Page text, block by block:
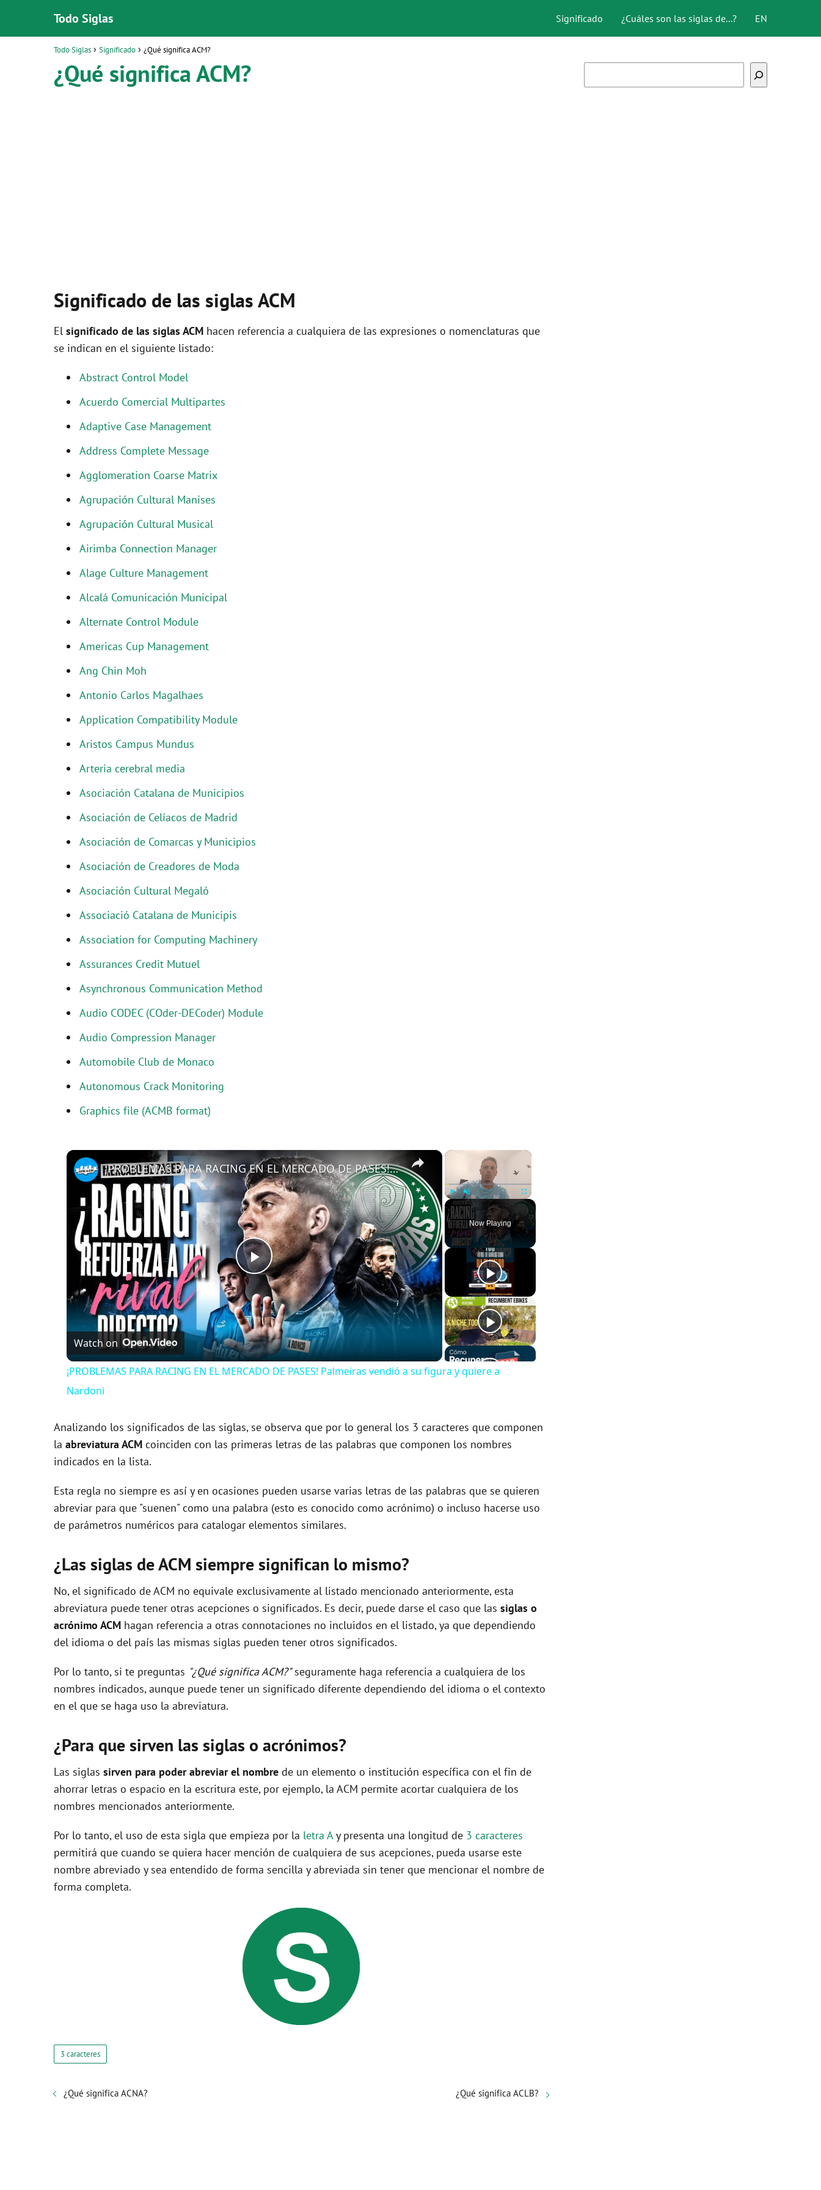
Todo Siglas Significado ¿Cuáles son las siglas de...? EN
Todo Siglas Significado ¿Qué significa ACM?
¿Qué significa ACM?
Significado de las siglas ACM
El significado de las siglas ACM hacen referencia a cualquiera de las expresiones o nomenclaturas que
se indican en el siguiente listado:
Abstract Control Model
Acuerdo Comercial Multipartes
Adaptive Case Management
Address Complete Message
Agglomeration Coarse Matrix
Agrupación Cultural Manises
Agrupación Cultural Musical
Airimba Connection Manager
Alage Culture Management
Alcalá Comunicación Municipal
Alternate Control Module
Americas Cup Management
Ang Chin Moh
Antonio Carlos Magalhaes
Application Compatibility Module
Aristos Campus Mundus
Arteria cerebral media
Asociación Catalana de Municipios
Asociación de Celíacos de Madrid
Asociación de Comarcas y Municipios
Asociación de Creadores de Moda
Asociación Cultural Megaló
Associació Catalana de Municipis
Association for Computing Machinery
Assurances Credit Mutuel
Asynchronous Communication Method
Audio CODEC (COder-DECoder) Module
Audio Compression Manager
Automobile Club de Monaco
Autonomous Crack Monitoring
Graphics file (ACMB format)
×
Play Unmute Fullscreen
Now Playing
×
P
l
a
V
d
e
o
¡PROBLEMAS PARA RACING EN EL MERCADO DE PASES! Palmeiras vendió a su figura y quiere a Nardoni
Watch on
¡PROBLEMAS PARA RACING EN EL MERCADO DE PASES! Palmeiras vendió a su figura y quiere a
Nardoni
Analizando los significados de las siglas, se observa que por lo general los 3 caracteres que componen
la abreviatura ACM coinciden con las primeras letras de las palabras que componen los nombres
indicados en la lista.
Esta regla no siempre es así y en ocasiones pueden usarse varias letras de las palabras que se quieren
abreviar para que "suenen" como una palabra (esto es conocido como acrónimo) o incluso hacerse uso
de parámetros numéricos para catalogar elementos similares.
¿Las siglas de ACM siempre significan lo mismo?
No, el significado de ACM no equivale exclusivamente al listado mencionado anteriormente, esta
abreviatura puede tener otras acepciones o significados. Es decir, puede darse el caso que las siglas o
acrónimo ACM hagan referencia a otras connotaciones no incluidos en el listado, ya que dependiendo
del idioma o del país las mismas siglas pueden tener otros significados.
Por lo tanto, si te preguntas "¿Qué significa ACM?"seguramente haga referencia a cualquiera de los
nombres indicados, aunque puede tener un significado diferente dependiendo del idioma o el contexto
en el que se haga uso la abreviatura.
¿Para que sirven las siglas o acrónimos?
Las siglas sirven para poder abreviar el nombre de un elemento o institución específica con el fin de
ahorrar letras o espacio en la escritura este, por ejemplo, la ACM permite acortar cualquiera de los
nombres mencionados anteriormente.
Por lo tanto, el uso de esta sigla que empieza por la letra Ay presenta una longitud de 3 caracteres
permitirá que cuando se quiera hacer mención de cualquiera de sus acepciones, pueda usarse este
nombre abreviado y sea entendido de forma sencilla y abreviada sin tener que mencionar el nombre de
forma completa.
3 caracteres
¿Qué significa ACNA? ¿Qué significa ACLB?